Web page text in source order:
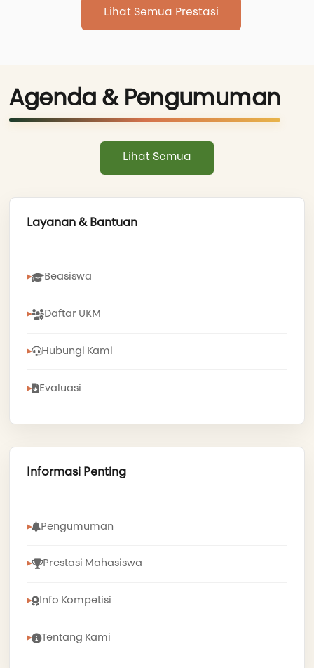
Lihat Semua Prestasi
Agenda & Pengumuman
Lihat Semua
Layanan & Bantuan
Beasiswa
Daftar UKM
Hubungi Kami
Evaluasi
Informasi Penting
Pengumuman
Prestasi Mahasiswa
Info Kompetisi
Tentang Kami